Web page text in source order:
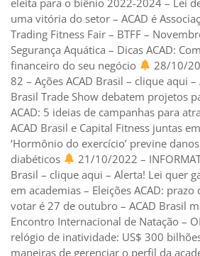
uma vitória do setor – ACAD é
Trading Fitness Fair – BTFF –
Segurança Aquática – Dicas ACAD:
financeiro do seu negócio
28/10/
82 – Ações ACAD Brasil – clique aqui –
Brasil Trade Show debatem projetos
ACAD: 5 ideias de campanhas para
ACAD Brasil e Capital Fitness juntas
‘Hormônio do exercício’ previne
diabéticos
21/10/2022 –
Brasil – clique aqui – Alerta! Lei quer
em academias – Eleições ACAD:
votar é 27 de outubro – ACAD Brasil
Encontro Internacional de Natação –
relógio de inatividade: US$ 300
maneiras de gerenciar o perfil da